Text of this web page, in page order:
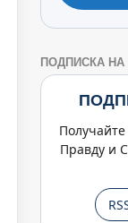
ПОДПИСКА НА
Правду и